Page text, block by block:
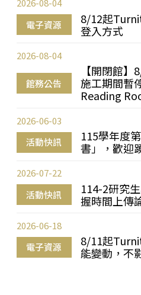
電子資源
8/12起
登入方式
2026-08-04
館務公告
【開閉館
施工期間暫
Reading
2026-08-04
活動快訊
115學年度
書」，歡迎
2026-06-03
活動快訊
114-2研究
握時間上傳
2026-07-22
電子資源
8/11起
能變動，不
2026-06-18